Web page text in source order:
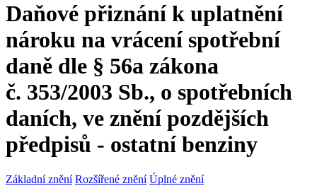
Daňové přiznání k uplatnění
nároku na vrácení spotřební
daně dle § 56a zákona
č. 353/2003 Sb., o spotřebních
daních, ve znění pozdějších
předpisů - ostatní benziny
Základní znění Rozšířené znění Úplné znění